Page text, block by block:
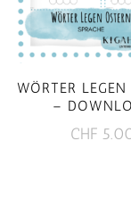
WÖRTER LEGEN
–
CHF